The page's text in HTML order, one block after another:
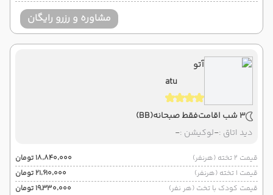
مشاوره و رزرو رایگان
آتو
atu
3 شب اقامت فقط صبحانه(BB)
دید اتاق :-لوکیشن :-
قیمت 2 تخته (هرنفر)
۱۸٬۸۴۰٬۰۰۰ تومان
قیمت 1 تخته (هرنفر)
۲۱٬۶۱۰٬۰۰۰ تومان
قیمت کودک با تخت (هر نفر)
۱۹٬۳۳۰٬۰۰۰ تومان